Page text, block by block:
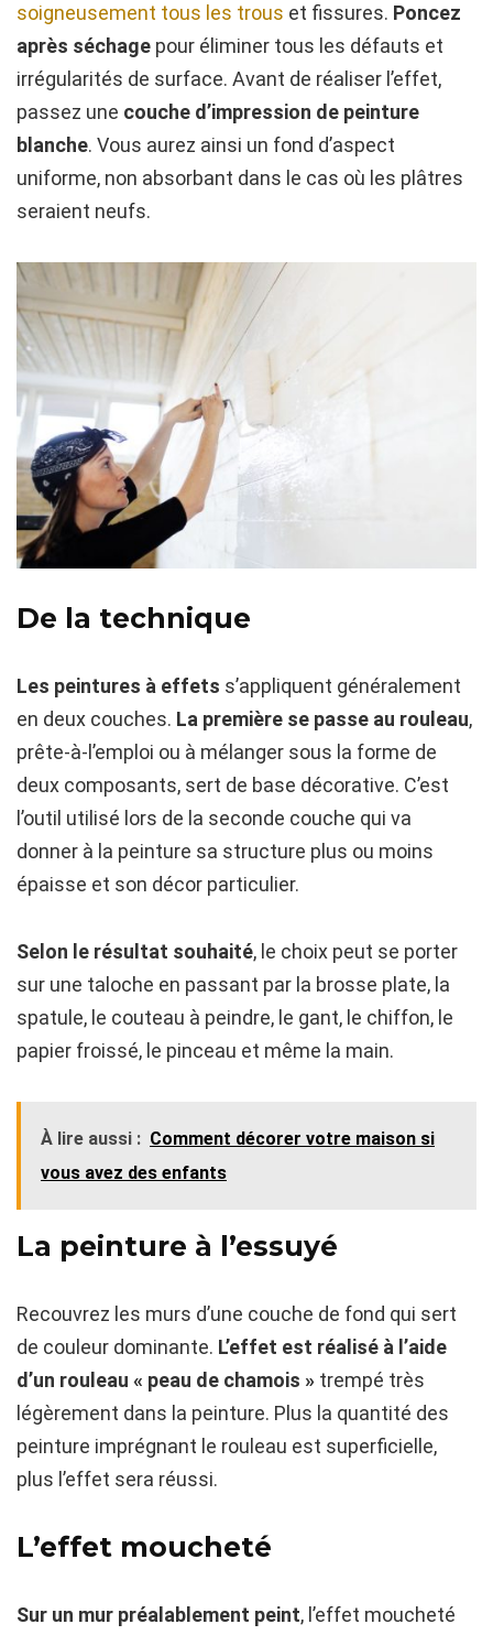
soigneusement tous les trous et fissures. Poncez
après séchage pour éliminer tous les défauts et
irrégularités de surface. Avant de réaliser l’effet,
passez une couche d’impression de peinture
blanche. Vous aurez ainsi un fond d’aspect
uniforme, non absorbant dans le cas où les plâtres
seraient neufs.
De la technique
Les peintures à effets s’appliquent généralement
en deux couches. La première se passe au rouleau,
prête-à-l’emploi ou à mélanger sous la forme de
deux composants, sert de base décorative. C’est
l’outil utilisé lors de la seconde couche qui va
donner à la peinture sa structure plus ou moins
épaisse et son décor particulier.
Selon le résultat souhaité, le choix peut se porter
sur une taloche en passant par la brosse plate, la
spatule, le couteau à peindre, le gant, le chiffon, le
papier froissé, le pinceau et même la main.
À lire aussi : Comment décorer votre maison si
vous avez des enfants
La peinture à l’essuyé
Recouvrez les murs d’une couche de fond qui sert
de couleur dominante. L’effet est réalisé à l’aide
d’un rouleau « peau de chamois » trempé très
légèrement dans la peinture. Plus la quantité des
peinture imprégnant le rouleau est superficielle,
plus l’effet sera réussi.
L’effet moucheté
Sur un mur préalablement peint, l’effet moucheté